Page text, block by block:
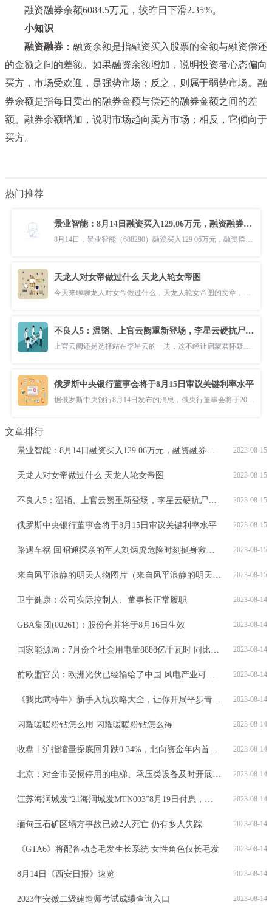
融资融券余额6084.5万元，较昨日下滑2.35%。
小知识
融资融券 ：融资余额是指融资买入股票的金额与融资偿还
的金额之间的差额。如果融资余额增加，说明投资者心态偏向
买方，市场受欢迎，是强势市场；反之，则属于弱势市场。融
券余额是指每日卖出的融券金额与偿还的融券金额之间的差
额。融券余额增加，说明市场趋向卖方市场；相反，它倾向于
买方。
热门推荐
景业智能：8月14日融资买入129.06万元，融资融券余额6084.5万元
8月14日，景业智能（688290）融资买入129 06万元，融资偿还131 77万元
天龙人对女帝做过什么 天龙人轮女帝图
今天来聊聊龙人对女帝做过什么，天龙人轮女帝图的文章，现在就为大家来
不良人5：温韬、上官云阙重新登场，李星云硬抗尸祖焊魃，无敌了
上官云阙还是选择站在李星云的一边，这不经让启蒙君怀疑，上官云阙是不
俄罗斯中央银行董事会将于8月15日审议关键利率水平
据俄罗斯中央银行8月14日发布的消息，俄央行董事会将于2023年8月15日召
文章排行
2023-08-15
景业智能：8月14日融资买入129.06万元，融资融券余额6084.5万元
2023-08-15
天龙人对女帝做过什么 天龙人轮女帝图
2023-08-15
不良人5：温韬、上官云阙重新登场，李星云硬抗尸祖焊魃，无敌了
2023-08-15
俄罗斯中央银行董事会将于8月15日审议关键利率水平
2023-08-15
路遇车祸 回昭通探亲的军人刘炳虎危险时刻挺身救人彰显子弟兵本色
2023-08-15
来自风平浪静的明天人物图片（来自风平浪静的明天人物关系图）
2023-08-14
卫宁健康：公司实际控制人、董事长正常履职
2023-08-14
GBA集团(00261)：股份合并将于8月16日生效
2023-08-14
国家能源局：7月份全社会用电量8888亿千瓦时 同比增长6.5%
2023-08-14
前欧盟官员：欧洲光伏已经输给了中国 风电产业可能也会如此
2023-08-14
《我比武特牛》新手入坑攻略大全，让你开局平步青云，领先一大步！
2023-08-14
闪耀暖暖粉钻怎么用 闪耀暖暖粉钻怎么得
2023-08-14
收盘丨沪指缩量探底回升跌0.34%，北向资金年内首次连续6日减仓
2023-08-14
北京：对全市受损停用的电梯、承压类设备及时开展检查、维修
2023-08-14
江苏海润城发“21海润城发MTN003”8月19日付息，利率为3.46%
2023-08-14
缅甸玉石矿区塌方事故已致2人死亡 仍有多人失踪
2023-08-14
《GTA6》将配备动态毛发生长系统 女性角色仅长毛发
2023-08-14
8月14日《西安日报》速览
2023-08-14
2023年安徽二级建造师考试成绩查询入口